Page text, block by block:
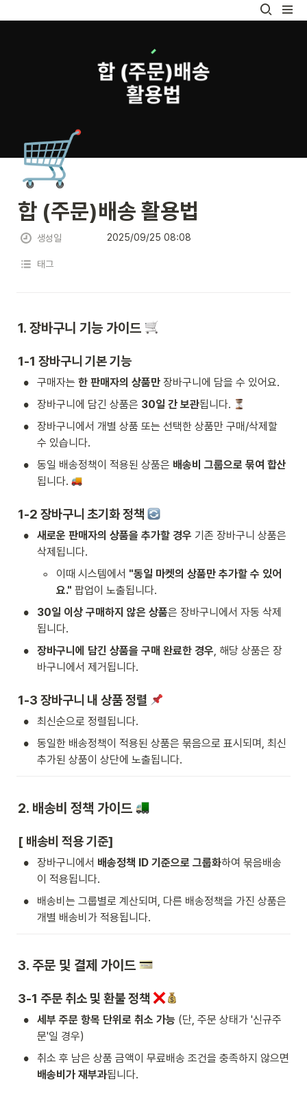
🛒
합 (주문)배송 활용법
생성일 2025/09/25 08:08
태그
1. 장바구니 기능 가이드
1-1 장바구니 기본 기능
• 구매자는 한 판매자의 상품만 장바구니에 담을 수 있어요.
• 장바구니에 담긴 상품은 30일 간 보관됩니다.
•
장바구니에서 개별 상품 또는 선택한 상품만 구매/삭제할
수 있습니다.
• 동일 배송정책이 적용된 상품은 배송비 그룹으로 묶여 합산
됩니다.
1-2 장바구니 초기화 정책
• 새로운 판매자의 상품을 추가할 경우 기존 장바구니 상품은
삭제됩니다.
◦ 이때 시스템에서 "동일 마켓의 상품만 추가할 수 있어
요." 팝업이 노출됩니다.
• 30일 이상 구매하지 않은 상품은 장바구니에서 자동 삭제
됩니다.
• 장바구니에 담긴 상품을 구매 완료한 경우, 해당 상품은 장
바구니에서 제거됩니다.
1-3 장바구니 내 상품 정렬
• 최신순으로 정렬됩니다.
•
동일한 배송정책이 적용된 상품은 묶음으로 표시되며, 최신
추가된 상품이 상단에 노출됩니다.
2. 배송비 정책 가이드
[ 배송비 적용 기준]
• 장바구니에서 배송정책 ID 기준으로 그룹화하여 묶음배송
이 적용됩니다.
•
배송비는 그룹별로 계산되며, 다른 배송정책을 가진 상품은
개별 배송비가 적용됩니다.
3. 주문 및 결제 가이드
3-1 주문 취소 및 환불 정책
• 세부 주문 항목 단위로 취소 가능 (단, 주문 상태가 '신규주
문'일 경우)
•
배송비가 재부과됩니다.